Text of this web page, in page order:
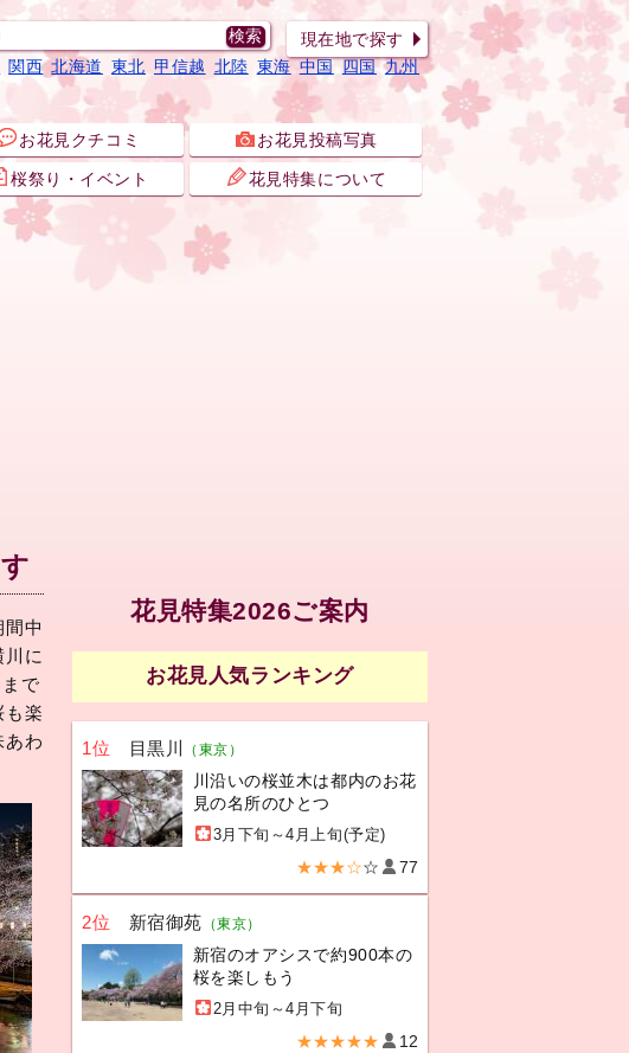
現在地で探す
関西 北海道 東北 甲信越 北陸 東海 中国 四国 九州
お花見クチコミ お花見投稿写真
桜祭り・イベント 花見特集について
中
に
で
も楽
あわ
花見特集2026ご案内
お花見人気ランキング
1位 目黒川 （東京）
川沿いの桜並木は都内のお花
見の名所のひとつ
3月下旬～4月上旬(予定)
★★★☆☆ 77
2位 新宿御苑 （東京）
新宿のオアシスで約900本の
桜を楽しもう
2月中旬～4月下旬
★★★★★ 12